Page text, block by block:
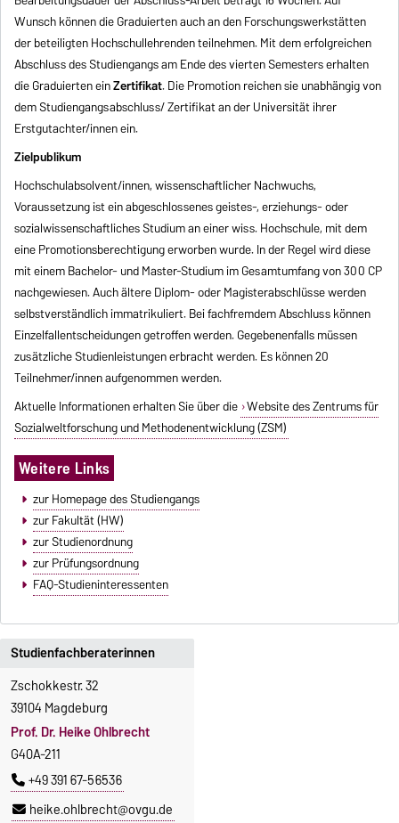
Wunsch können die Graduierten auch an den Forschungswerkstätten
der beteiligten Hochschullehrenden teilnehmen. Mit dem erfolgreichen
Abschluss des Studiengangs am Ende des vierten Semesters erhalten
die Graduierten einZertifikat. Die Promotion reichen sie unabhängig von
dem Studiengangsabschluss/ Zertifikat an der Universität ihrer
Erstgutachter/innen ein.
Zielpublikum
Hochschulabsolvent/innen, wissenschaftlicher Nachwuchs,
Voraussetzung ist ein abgeschlossenes geistes-, erziehungs- oder
sozialwissenschaftliches Studium an einer wiss. Hochschule, mit dem
eine Promotionsberechtigung erworben wurde. In der Regel wird diese
mit einem Bachelor- und Master-Studium im Gesamtumfang von 300 CP
nachgewiesen. Auch ältere Diplom- oder Magisterabschlüsse werden
selbstverständlich immatrikuliert. Bei fachfremdem Abschluss können
Einzelfallentscheidungen getroffen werden. Gegebenenfalls müssen
zusätzliche Studienleistungen erbracht werden. Es können 20
Teilnehmer/innen aufgenommen werden.
Aktuelle Informationen erhalten Sie über die Website des Zentrums für
Sozialweltforschung und Methodenentwicklung (ZSM)
Weitere Links
zur Homepage des Studiengangs
zur Fakultät (HW)
zur Studienordnung
zur Prüfungsordnung
FAQ-Studieninteressenten
Studienfachberaterinnen
Zschokkestr. 32
39104 Magdeburg
Prof. Dr. Heike Ohlbrecht
G40A-211
+49 391 67-56536
heike.ohlbrecht@ovgu.de